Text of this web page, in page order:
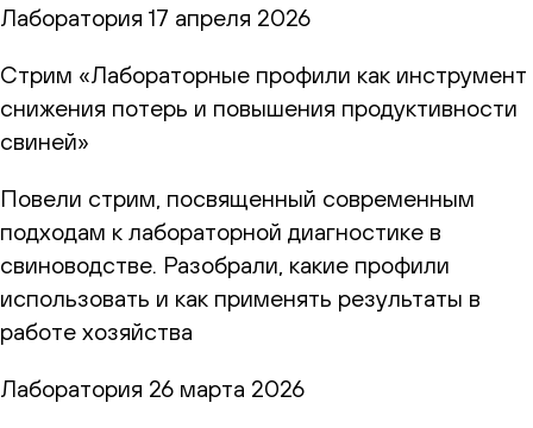
Лаборатория 17 апреля 2026
Стрим «Лабораторные профили как инструмент
снижения потерь и повышения продуктивности
свиней»
Повели стрим, посвященный современным
подходам к лабораторной диагностике в
свиноводстве. Разобрали, какие профили
использовать и как применять результаты в
работе хозяйства
Лаборатория 26 марта 2026